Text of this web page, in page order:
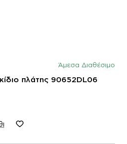
Άμεσα Διαθέσιμο
πλάτης 90652DL06